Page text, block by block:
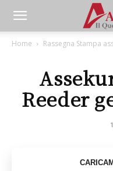
Home Rassegna Stampa
Reeder